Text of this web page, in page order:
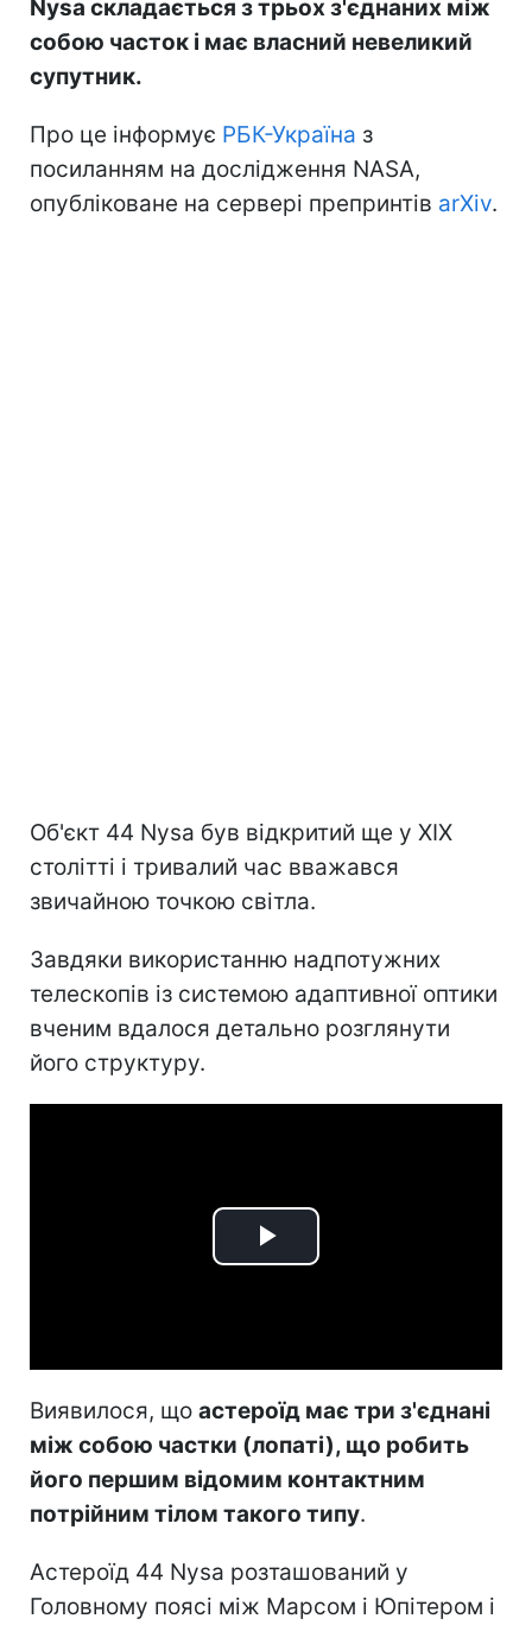
Nysa складається з трьох з'єднаних між
собою часток і має власний невеликий
супутник.
Про це інформує РБК-Україна з
посиланням на дослідження NASA,
опубліковане на сервері препринтів arXiv.
Об'єкт 44 Nysa був відкритий ще у XIX
столітті і тривалий час вважався
звичайною точкою світла.
Завдяки використанню надпотужних
телескопів із системою адаптивної оптики
вченим вдалося детально розглянути
його структуру.
Play
Виявилося, що астероїд має три з'єднані
між собою частки (лопаті), що робить
його першим відомим контактним
потрійним тілом такого типу.
Астероїд 44 Nysa розташований у
Головному поясі між Марсом і Юпітером і